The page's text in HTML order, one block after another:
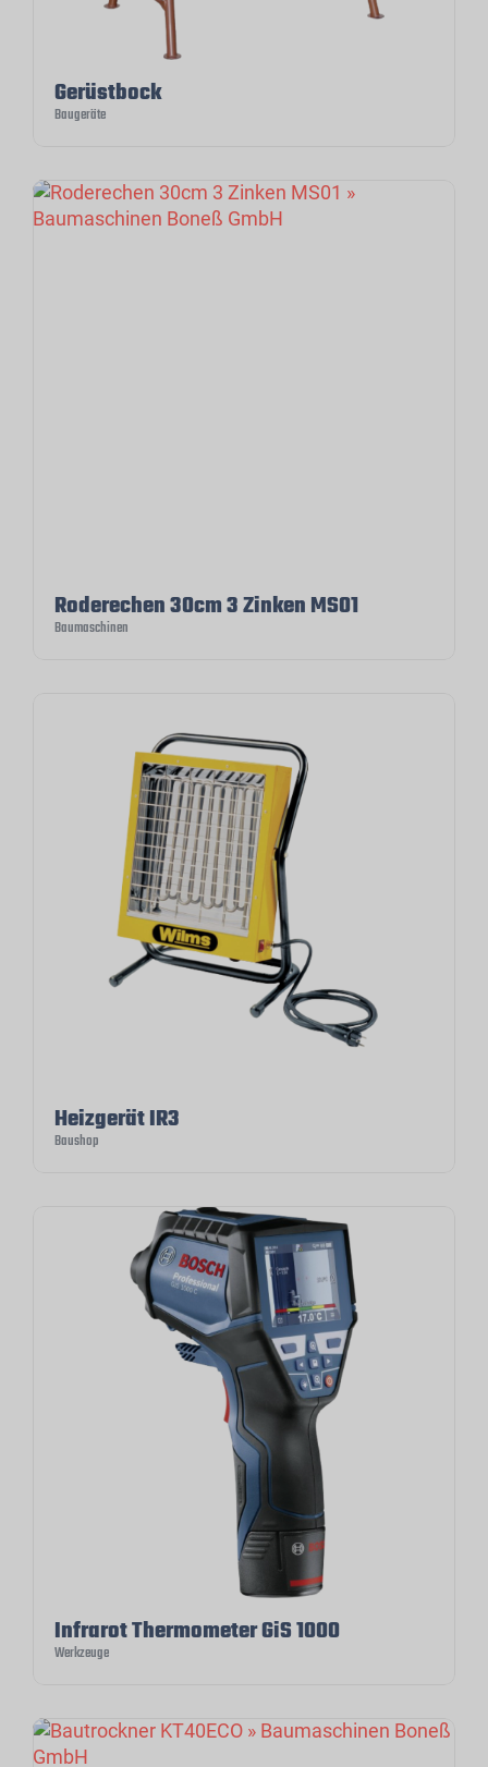
Gerüstbock
Baugeräte
Roderechen 30cm 3 Zinken MS01
Baumaschinen
Heizgerät IR3
Baushop
Infrarot Thermometer GiS 1000
Werkzeuge